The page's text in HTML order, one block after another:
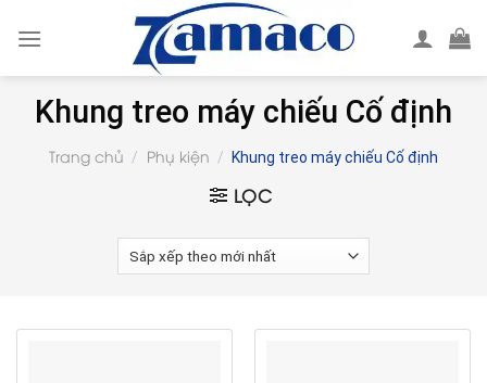
Khung treo máy chiếu Cố định
Trang chủ / Phụ kiện / Khung treo máy chiếu Cố định
LỌC